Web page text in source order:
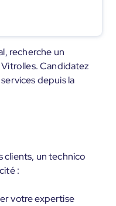
recherche un
Candidatez
depuis la
clients, un technico
:
votre expertise